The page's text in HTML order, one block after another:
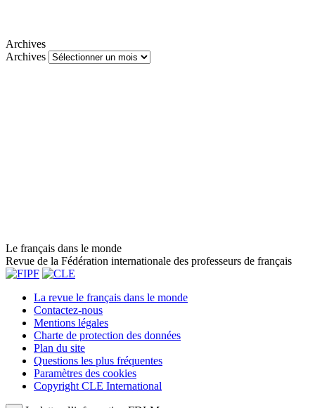
Archives
Archives
Le français dans le monde
Revue de la Fédération internationale des professeurs de français
La revue le français dans le monde
Contactez-nous
Mentions légales
Charte de protection des données
Plan du site
Questions les plus fréquentes
Paramètres des cookies
Copyright CLE International